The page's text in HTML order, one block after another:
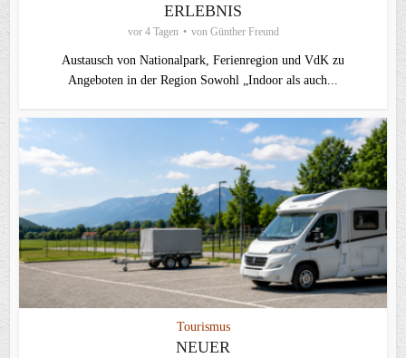
ERLEBNIS
vor 4 Tagen von Günther Freund
Austausch von Nationalpark, Ferienregion und VdK zu
Angeboten in der Region Sowohl „Indoor als auch...
Tourismus
NEUER